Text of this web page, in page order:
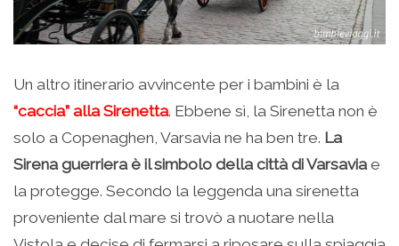
Un altro itinerario avvincente per i bambini è la
“caccia” alla Sirenetta. Ebbene sì, la Sirenetta non è
solo a Copenaghen, Varsavia ne ha ben tre. La
Sirena guerriera è il simbolo della città di Varsaviae
la protegge. Secondo la leggenda una sirenetta
proveniente dal mare si trovò a nuotare nella